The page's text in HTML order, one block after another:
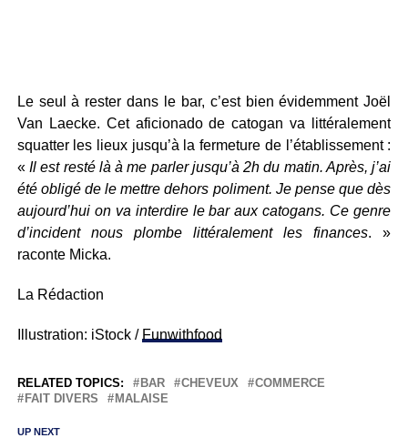
Le seul à rester dans le bar, c’est bien évidemment Joël
Van Laecke. Cet aficionado de catogan va littéralement
squatter les lieux jusqu’à la fermeture de l’établissement :
« Il est resté là à me parler jusqu’à 2h du matin. Après, j’ai
été obligé de le mettre dehors poliment. Je pense que dès
aujourd’hui on va interdire le bar aux catogans. Ce genre
d’incident nous plombe littéralement les finances. »
raconte Micka.
La Rédaction
Illustration: iStock / Funwithfood
RELATED TOPICS: BAR CHEVEUX
COMMERCE
FAIT DIVERS
MALAISE
UP NEXT